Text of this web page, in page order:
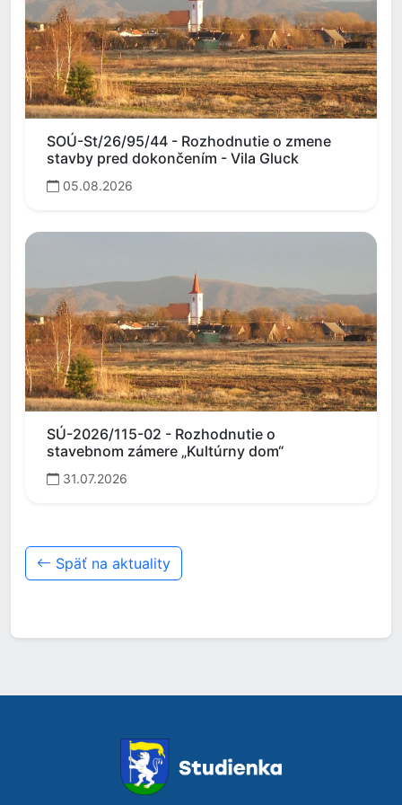
SOÚ-St/26/95/44 - Rozhodnutie o zmene
stavby pred dokončením - Vila Gluck
05.08.2026
SÚ-2026/115-02 - Rozhodnutie o
stavebnom zámere „Kultúrny dom“
31.07.2026
Späť na aktuality